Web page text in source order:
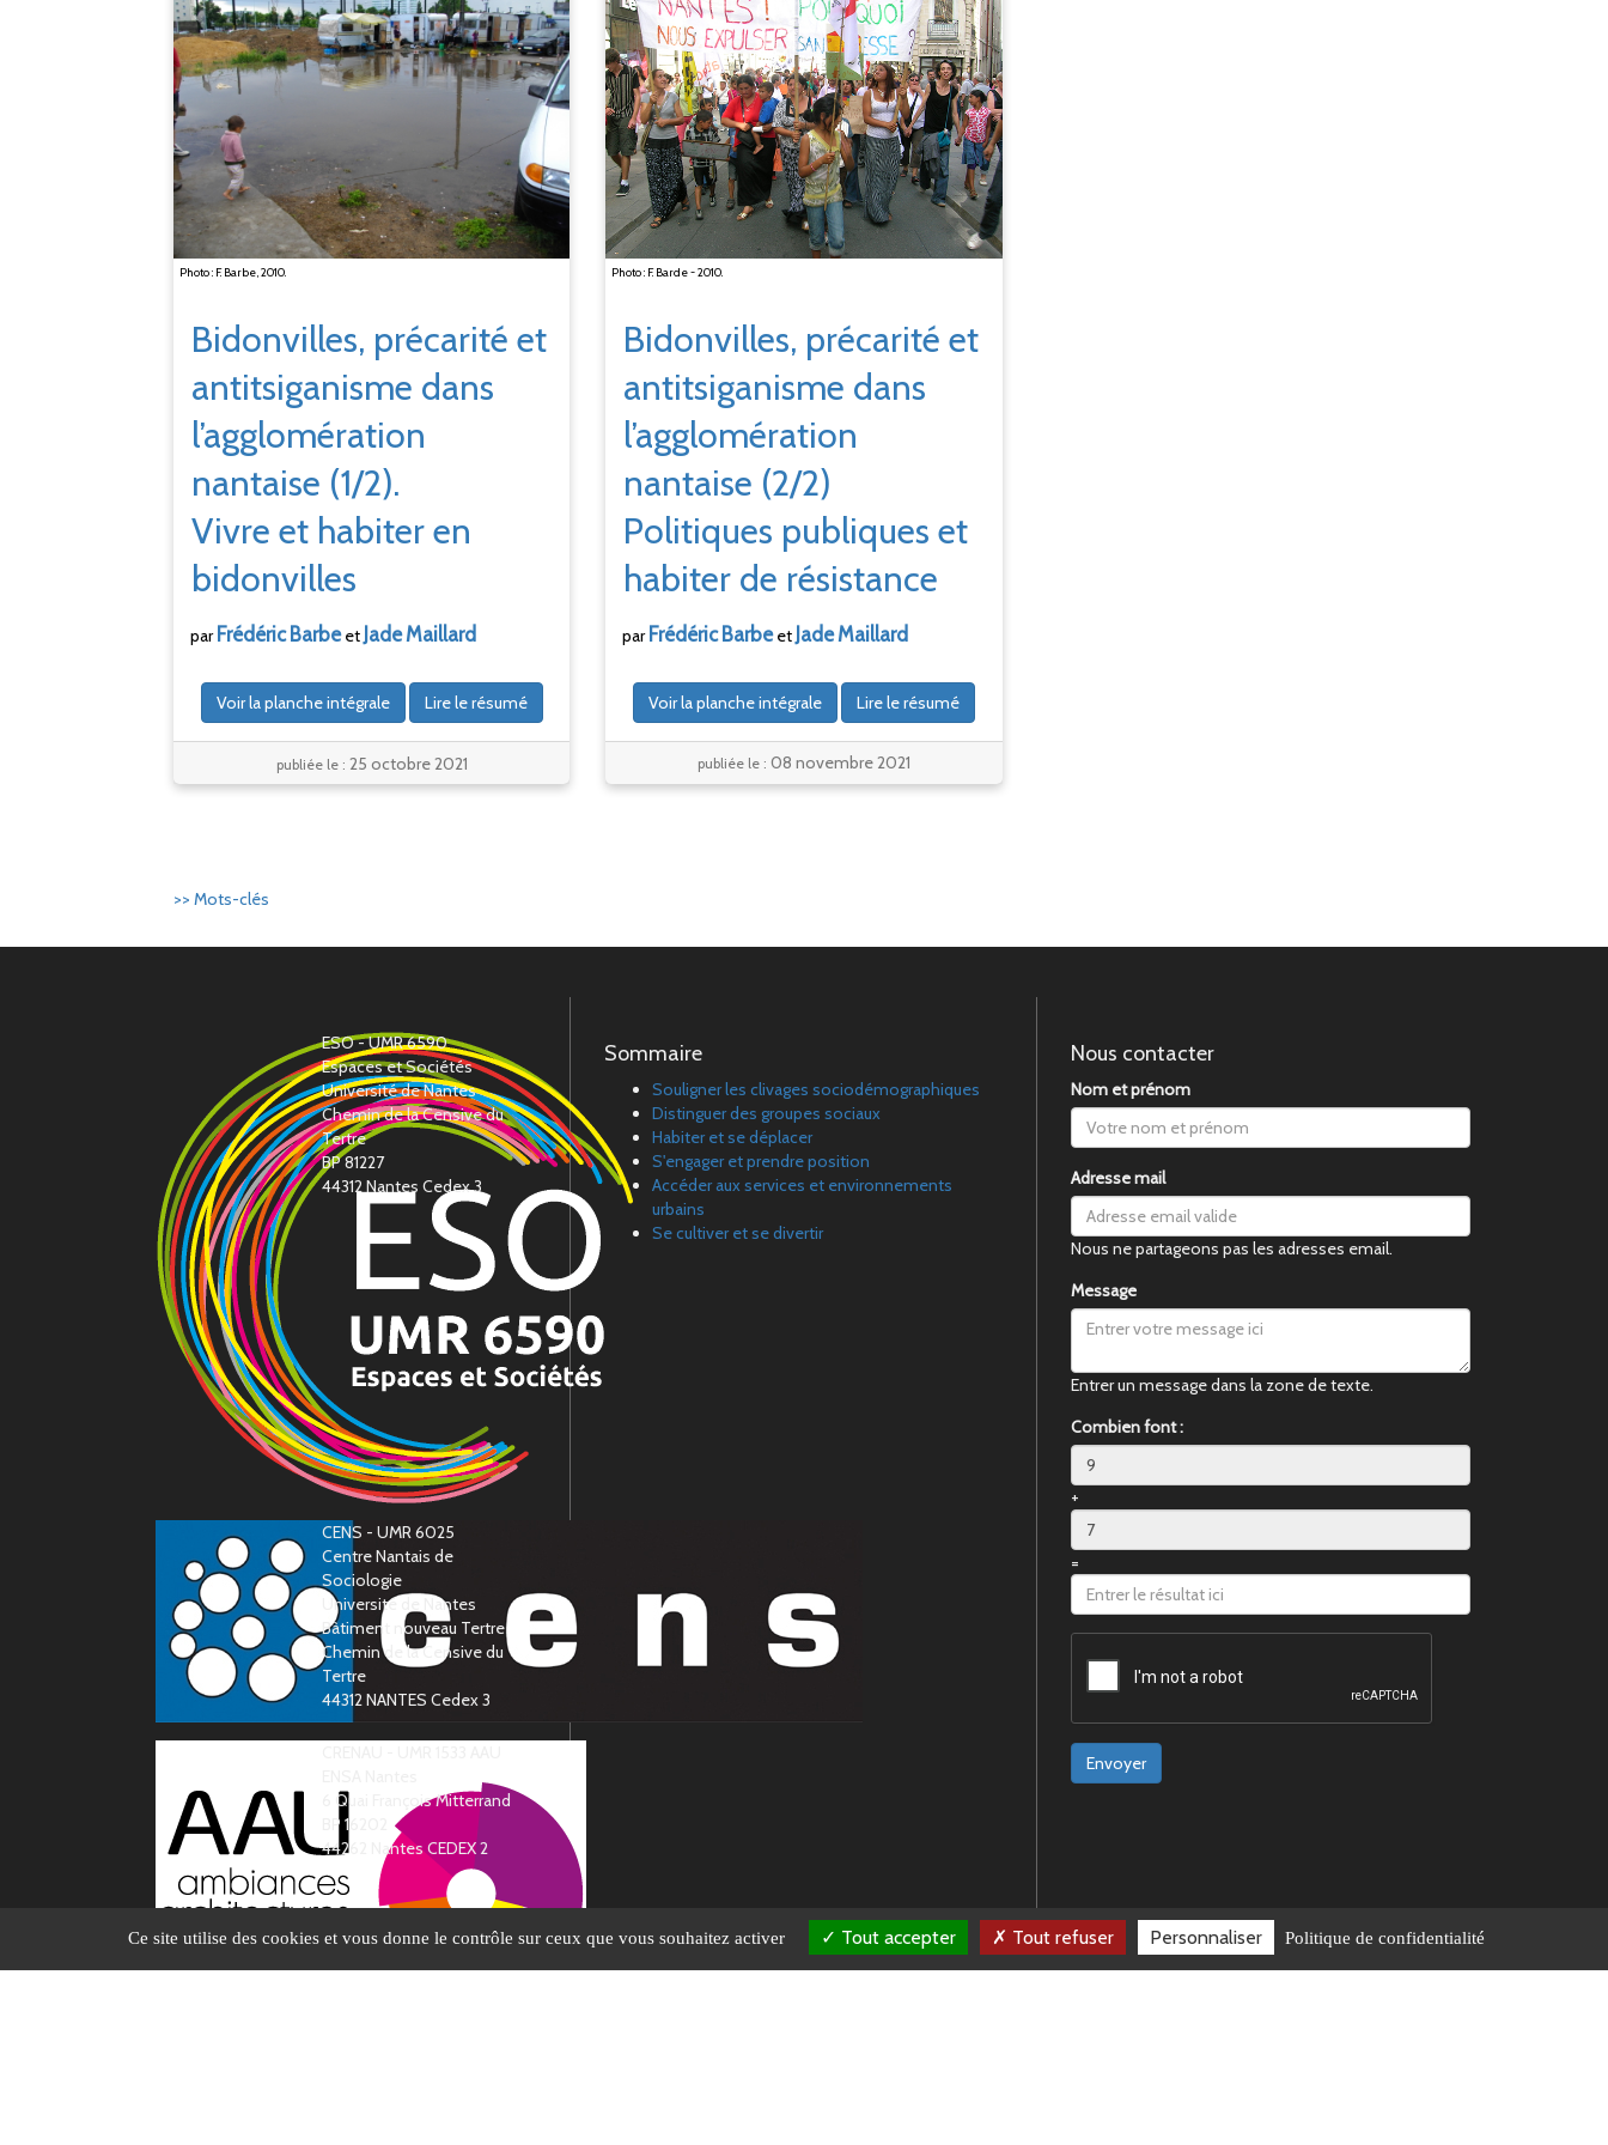
Photo : F. Barbe, 2010.
Bidonvilles, précarité et
antitsiganisme dans
l’agglomération
nantaise (1/2).
Vivre et habiter en
bidonvilles
par Frédéric BarbeetJadeMaillard
Voir la planche intégrale Lire le résumé
publiée le : 25 octobre 2021
Photo : F. Barde - 2010.
Bidonvilles, précarité et
antitsiganisme dans
l’agglomération
nantaise (2/2)
Politiques publiques et
habiter de résistance
parFrédéricBarbeet JadeMaillard
Voir la planche intégrale Lire le résumé
publiée le : 08 novembre 2021
>> Mots-clés
ESO - UMR 6590
Espaces et Sociétés
Université de Nantes
Chemin de la Censive du
Tertre
BP 81227
44312 Nantes Cedex 3
CENS - UMR 6025
Centre Nantais de
Sociologie
Université de Nantes
Bàtiment nouveau Tertre
Chemin de la Censive du
Tertre
44312 NANTES Cedex 3
6 Quai François Mitterrand
BP 16202
44262 Nantes CEDEX 2
Sommaire
Souligner les clivages sociodémographiques
Distinguer des groupes sociaux
Habiter et se déplacer
S'engager et prendre position
Accéder aux services et environnements
urbains
Se cultiver et se divertir
Nous contacter
Nom et prénom
Adresse mail
Nous ne partageons pas les adresses email.
Message
Entrer un message dans la zone de texte.
Combien font :
+
=
Envoyer
Ce site utilise des cookies et vous donne le contrôle sur ceux que vous souhaitez activer Tout accepter Tout refuser Personnaliser Politique de confidentialité